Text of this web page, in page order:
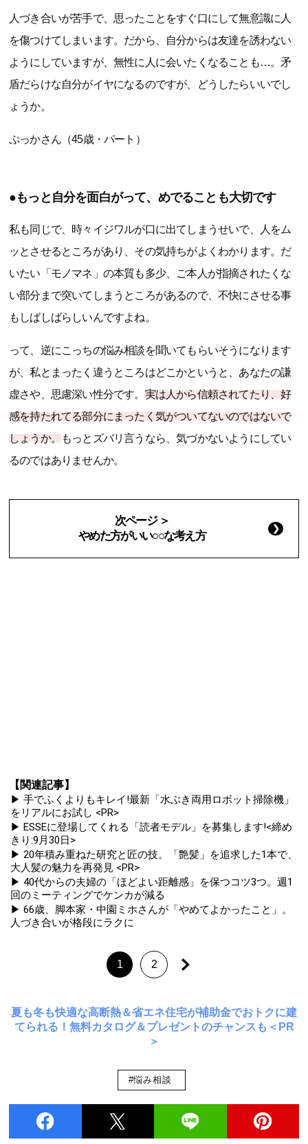
人づき合いが苦手で、思ったことをすぐ口にして無意識に人
を傷つけてしまいます。だから、自分からは友達を誘わない
ようにしていますが、無性に人に会いたくなることも…。矛
盾だらけな自分がイヤになるのですが、どうしたらいいでし
ょうか。
ぷっかさん（45歳・パート）
●もっと自分を面白がって、めでることも大切です
私も同じで、時々イジワルが口に出てしまうせいで、人をム
ッとさせるところがあり、その気持ちがよくわかります。だ
いたい「モノマネ」の本質も多少、ご本人が指摘されたくな
い部分まで突いてしまうところがあるので、不快にさせる事
もしばしばらしいんですよね。
って、逆にこっちの悩み相談を聞いてもらいそうになります
が、私とまったく違うところはどこかというと、あなたの謙
虚さや、思慮深い性分です。 実は人から信頼されてたり、好
感を持たれてる部分にまったく気がついてないのではないで
しょうか。
もっとズバリ言うなら、気づかないようにしてい
るのではありませんか。
次ページ ＞
やめた方がいい○○な考え方
【関連記事】
▶ 手でふくよりもキレイ!最新「水ぶき両用ロボット掃除機」
をリアルにお試し <PR>
▶ ESSEに登場してくれる「読者モデル」を募集します!<締め
きり:9月30日>
▶ 20年積み重ねた研究と匠の技。「艶髪」を追求した1本で、
大人髪の魅力を再発見 <PR>
▶ 40代からの夫婦の「ほどよい距離感」を保つコツ3つ。週1
回のミーティングでケンカが減る
▶ 66歳、脚本家・中園ミホさんが「やめてよかったこと」。
人づき合いが格段にラクに
1 2
夏も冬も快適な高断熱＆省エネ住宅が補助金でおトクに建
てられる！無料カタログ＆プレゼントのチャンスも＜PR
＞
#悩み相談